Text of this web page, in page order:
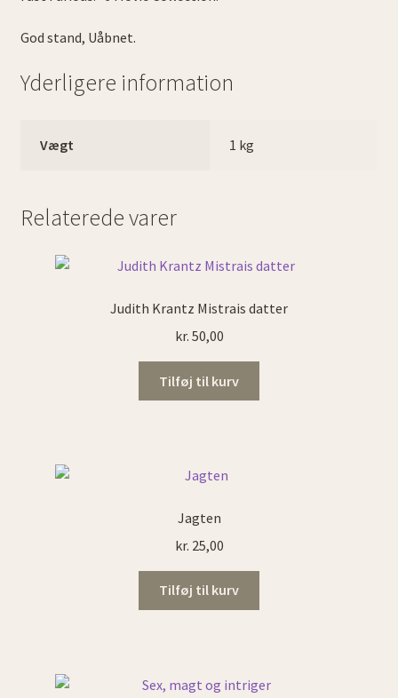
God stand, Uåbnet.
Yderligere information
Vægt 1 kg
Relaterede varer
Judith Krantz Mistrais datter
kr. 50,00
Tilføj til kurv
Jagten
kr. 25,00
Tilføj til kurv